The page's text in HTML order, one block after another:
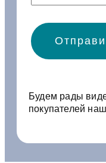
Будем рады
покупателей